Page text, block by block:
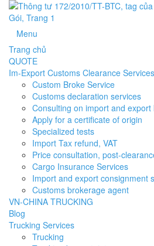
Menu
Trang chủ
QUOTE
Im-Export Customs Clearance Services
Custom Broke Service
Customs declaration services
Consulting on import and export
Apply for a certificate of origin
Specialized tests
Import Tax refund, VAT
Price consultation, post-
Cargo Insurance Services
Import and export consignment
Customs brokerage agent
VN-CHINA TRUCKING
Blog
Trucking Services
Trucking